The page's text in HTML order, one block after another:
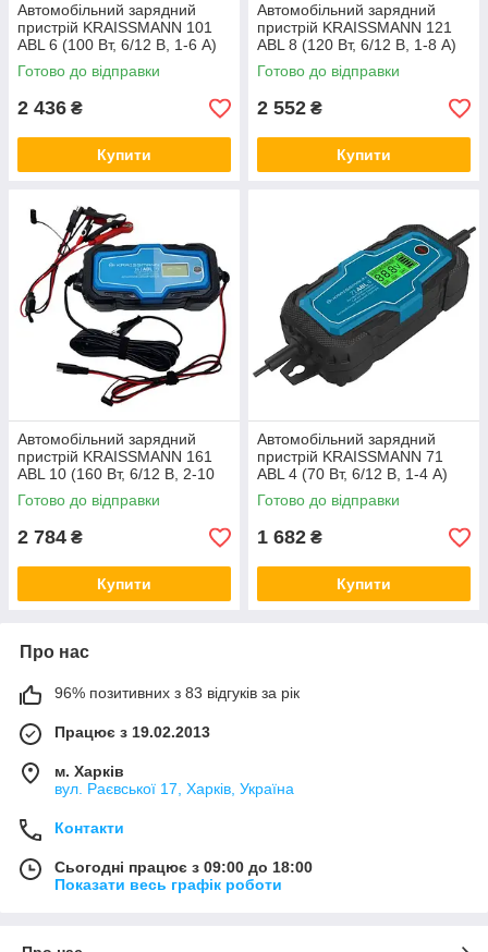
Автомобільний зарядний
пристрій KRAISSMANN 101
ABL 6 (100 Вт, 6/12 В, 1-6 А)
Німеччина
Готово до відправки
2 436 ₴
Купити
Автомобільний зарядний
пристрій KRAISSMANN 121
ABL 8 (120 Вт, 6/12 В, 1-8 А)
Німеччина
Готово до відправки
2 552 ₴
Купити
Автомобільний зарядний
пристрій KRAISSMANN 161
ABL 10 (160 Вт, 6/12 В, 2-10
А) Німеччина
Готово до відправки
2 784 ₴
Купити
Автомобільний зарядний
пристрій KRAISSMANN 71
ABL 4 (70 Вт, 6/12 В, 1-4 А)
Німеччина
Готово до відправки
1 682 ₴
Купити
Про нас
96% позитивних з 83 відгуків за рік
Працює з 19.02.2013
м. Харків
вул. Раєвської 17, Харків, Україна
Контакти
Сьогодні працює з 09:00 до 18:00
Показати весь графік роботи